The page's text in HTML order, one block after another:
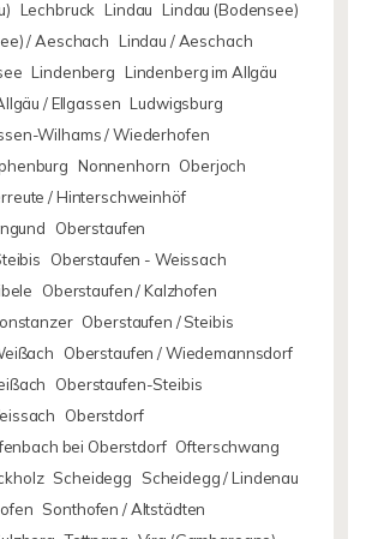
Lechbruck Lindau Lindau (Bodensee)
/ Aeschach Lindau / Aeschach
Lindenberg Lindenberg im Allgäu
/ Ellgassen Ludwigsburg
Wilhams / Wiederhofen
Nonnenhorn Oberjoch
/ Hinterschweinhöf
Oberstaufen
Oberstaufen - Weissach
Oberstaufen / Kalzhofen
Oberstaufen / Steibis
Oberstaufen / Wiedemannsdorf
Oberstaufen-Steibis
Oberstdorf
bei Oberstdorf Ofterschwang
Scheidegg
Scheidegg / Lindenau
Sonthofen / Altstädten